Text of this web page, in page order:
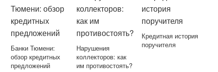
Банки Тюмени:
обзор кредитных
предложений
Нарушения
коллекторов: как
им противостоять?
Кредитная история
поручителя